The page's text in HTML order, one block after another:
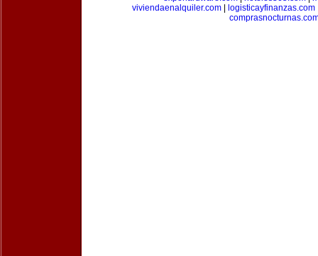
viviendaenalquiler.com
logisticayfinanzas.com